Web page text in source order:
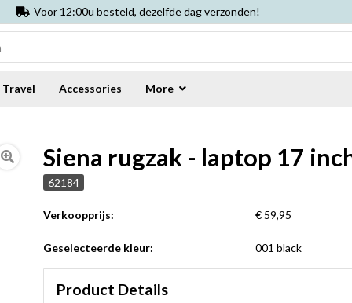
Voor 12:00u besteld, dezelfde dag verzonden!
Travel Accessories More
Siena rugzak - laptop 17
62184
Verkoopprijs: € 59,95
Geselecteerde kleur: 001 black
Product Details